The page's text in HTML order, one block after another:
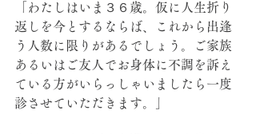
「わたしはいま３６歳。仮に人生折り
返しを今とするならば、これから出逢
う人数に限りがあるでしょう。ご家族
あるいはご友人でお身体に不調を訴え
ている方がいらっしゃいましたら一度
診させていただきます。」